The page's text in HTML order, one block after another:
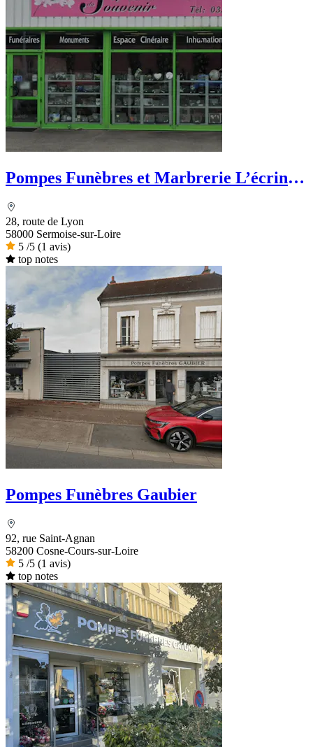
Pompes Funèbres et Marbrerie L’écrin
28, route de Lyon
58000 Sermoise-sur-Loire
5 /5 (1 avis)
top notes
Pompes Funèbres Gaubier
92, rue Saint-Agnan
58200 Cosne-Cours-sur-Loire
5 /5 (1 avis)
top notes